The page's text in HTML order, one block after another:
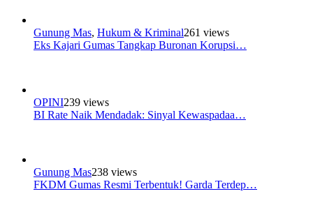
Gunung Mas, Hukum & Kriminal261 views
Eks Kajari Gumas Tangkap Buronan Korupsi…
OPINI239 views
BI Rate Naik Mendadak: Sinyal Kewaspadaa…
Gunung Mas238 views
FKDM Gumas Resmi Terbentuk! Garda Terdep…